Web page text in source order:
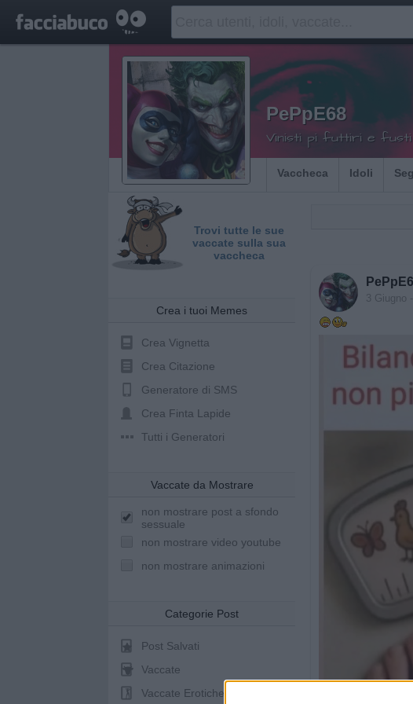
PePpE68
Vinisti pi futtiri e
Vaccheca Idoli
Trovi tutte le sue
vaccate sulla sua
vaccheca
Crea i tuoi Memes
Crea Vignetta
Crea Citazione
Generatore di SMS
Crea Finta Lapide
Tutti i Generatori
Vaccate da Mostrare
non mostrare post a sfondo
sessuale
non mostrare video youtube
non mostrare animazioni
Categorie Post
Post Salvati
Vaccate
Vaccate Erotiche
3 Giugno